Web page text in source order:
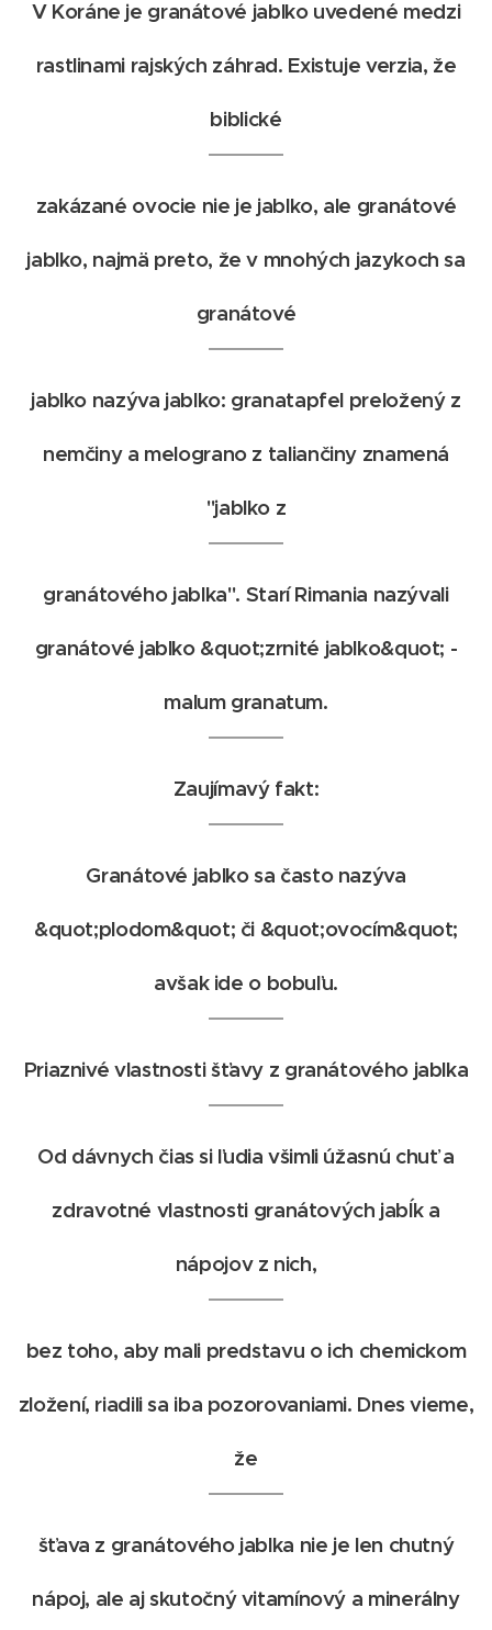
V Koráne je granátové jablko uvedené medzi
rastlinami rajských záhrad. Existuje verzia, že
biblické
zakázané ovocie nie je jablko, ale granátové
jablko, najmä preto, že v mnohých jazykoch sa
granátové
jablko nazýva jablko: granatapfel preložený z
nemčiny a melograno z taliančiny znamená
"jablko z
granátového jablka". Starí Rimania nazývali
granátové jablko &quot;zrnité jablko&quot; -
malum granatum.
Zaujímavý fakt:
Granátové jablko sa často nazýva
&quot;plodom&quot; či &quot;ovocím&quot;
avšak ide o bobuľu.
Priaznivé vlastnosti šťavy z granátového jablka
Od dávnych čias si ľudia všimli úžasnú chuť a
zdravotné vlastnosti granátových jabĺk a
nápojov z nich,
bez toho, aby mali predstavu o ich chemickom
zložení, riadili sa iba pozorovaniami. Dnes vieme,
že
šťava z granátového jablka nie je len chutný
nápoj, ale aj skutočný vitamínový a minerálny